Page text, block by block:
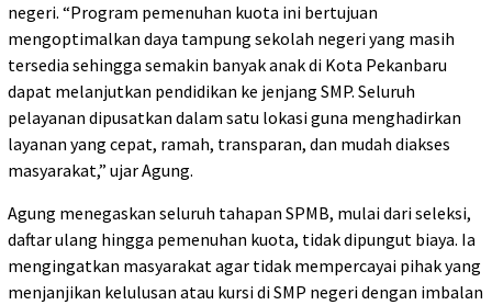
negeri. “Program pemenuhan kuota ini bertujuan
mengoptimalkan daya tampung sekolah negeri yang masih
tersedia sehingga semakin banyak anak di Kota Pekanbaru
dapat melanjutkan pendidikan ke jenjang SMP. Seluruh
pelayanan dipusatkan dalam satu lokasi guna menghadirkan
layanan yang cepat, ramah, transparan, dan mudah diakses
masyarakat,” ujar Agung.
Agung menegaskan seluruh tahapan SPMB, mulai dari seleksi,
daftar ulang hingga pemenuhan kuota, tidak dipungut biaya. Ia
mengingatkan masyarakat agar tidak mempercayai pihak yang
menjanjikan kelulusan atau kursi di SMP negeri dengan imbalan